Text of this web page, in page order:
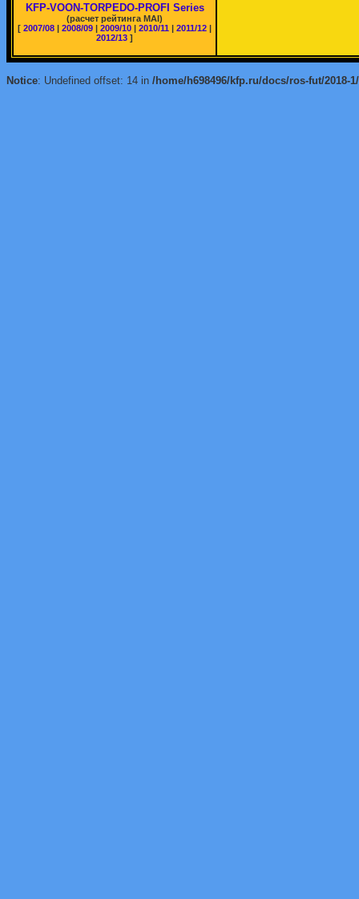
KFP-VOON-TORPEDO-PROFI Series
(расчет рейтинга MAI)
[ 2007/08 | 2008/09 | 2009/10 | 2010/11 | 2011/12 |
2012/13 ]
Notice: Undefined offset: 14 in /home/h698496/kfp.ru/docs/ros-fut/2018-